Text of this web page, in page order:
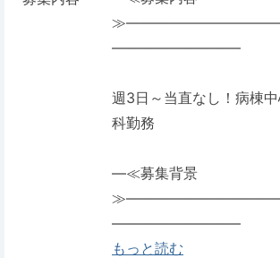
―――――――――
週3日～当直なし！病棟
科勤務
―≪募集背景
―――――――――
もっと読む